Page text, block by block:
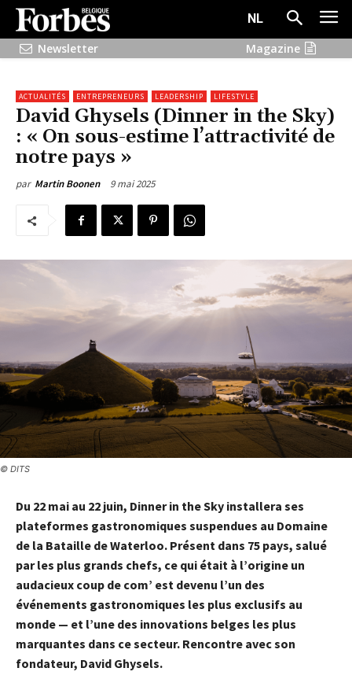
NL
Newsletter
Magazine
ACTUALITÉS ENTREPRENEURS LEADERSHIP LIFESTYLE
David Ghysels (Dinner in the Sky)
: « On sous-estime l’attractivité de
notre pays »
par Martin Boonen 9 mai 2025
© DITS
Du 22 mai au 22 juin, Dinner in the Sky installera ses
plateformes gastronomiques suspendues au Domaine
de la Bataille de Waterloo. Présent dans 75 pays, salué
par les plus grands chefs, ce qui était à l’origine un
audacieux coup de com’ est devenu l’un des
événements gastronomiques les plus exclusifs au
monde — et l’une des innovations belges les plus
marquantes dans ce secteur. Rencontre avec son
fondateur, David Ghysels.